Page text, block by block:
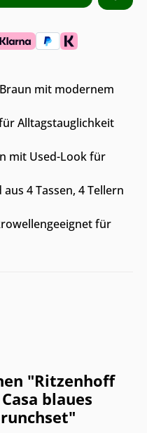
mit modernem
Alltagstauglichkeit
mit Used-Look für
4 Tassen, 4 Tellern
für
"Ritzenhoff
blaues